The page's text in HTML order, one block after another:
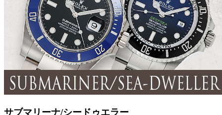
サブマリーナ/シードゥエラー